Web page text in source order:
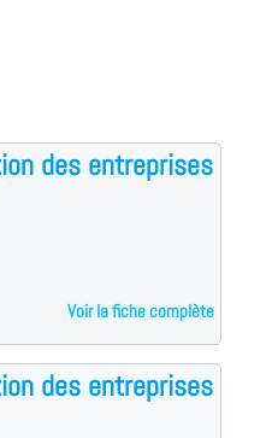
des entreprises
Voir la fiche complète
des entreprises